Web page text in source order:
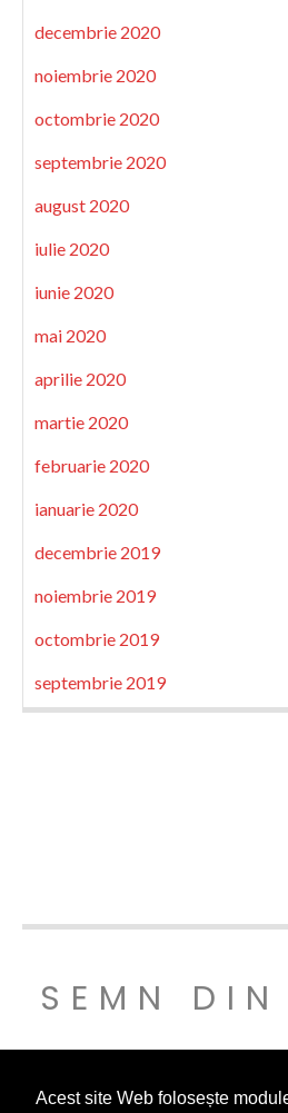
Acest site Web folosește
decembrie 2020
noiembrie 2020
octombrie 2020
septembrie 2020
august 2020
iulie 2020
iunie 2020
mai 2020
aprilie 2020
martie 2020
februarie 2020
ianuarie 2020
decembrie 2019
noiembrie 2019
octombrie 2019
septembrie 2019
SEMN DIN